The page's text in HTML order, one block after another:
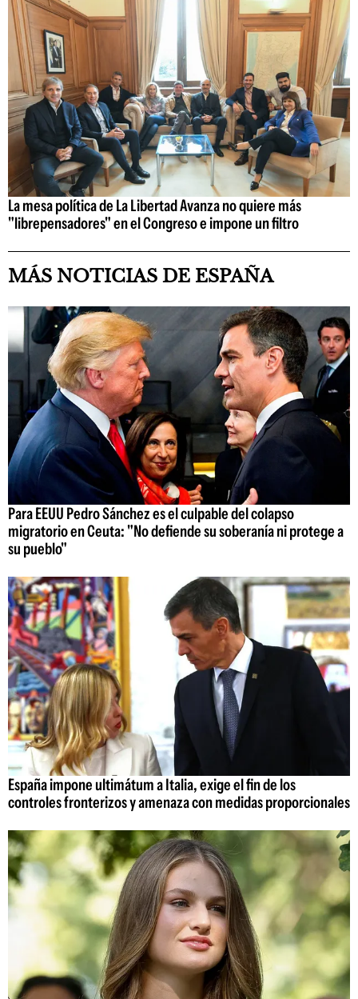
La mesa política de La Libertad Avanza no quiere más
"librepensadores" en el Congreso e impone un filtro
MÁS NOTICIAS DE ESPAÑA
Para EEUU Pedro Sánchez es el culpable del colapso
migratorio en Ceuta: "No defiende su soberanía ni protege a
su pueblo"
España impone ultimátum a Italia, exige el fin de los
controles fronterizos y amenaza con medidas proporcionales